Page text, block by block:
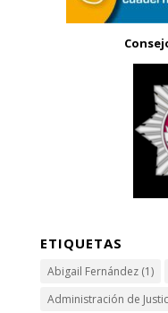
ETIQUETAS
Abigail Fernández(1)
Administración de